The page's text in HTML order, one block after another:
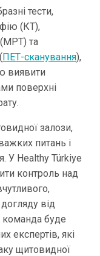
тести,
(КТ),
та
ПЕТ-сканування),
виявити
поверхні
залози,
питань і
У Healthy Türkiye
контроль над
від
команда буде
експертів, які
щитовидної